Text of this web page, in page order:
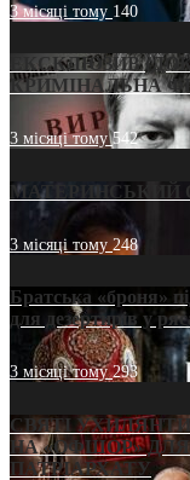
3 місяці тому 140
ЕКСКЛЮЗИВ
КРИМІНАЛЬНА
3 місяці тому542
МАТЕРИНСЬКИЙ
3 місяці тому248
Братська «броня»
для дезертирів у
3 місяці тому293
СВЯТІ
НА «ОФШОР»
ПАТРІАРХАТУ